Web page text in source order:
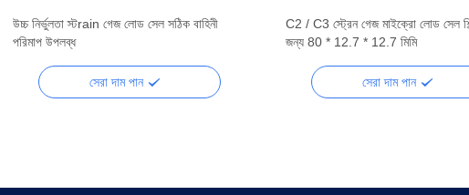
উচ্চ নির্ভুলতা স্টrain গেজ লোড সেল সঠিক বাহিনী
পরিমাপ উপলব্ধ
সেরা দাম পান
C2 / C3 স্ট্রেন গেজ মাইক্রো লোড সেল
জন্য 80 * 12.7 * 12.7 মিমি
সেরা দাম পান